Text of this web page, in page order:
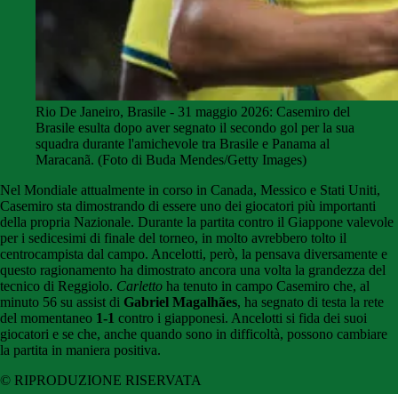
Rio De Janeiro, Brasile - 31 maggio 2026: Casemiro del
Brasile esulta dopo aver segnato il secondo gol per la sua
squadra durante l'amichevole tra Brasile e Panama al
Maracanã. (Foto di Buda Mendes/Getty Images)
Nel Mondiale attualmente in corso in Canada, Messico e Stati Uniti,
Casemiro sta dimostrando di essere uno dei giocatori più importanti
della propria Nazionale. Durante la partita contro il Giappone valevole
per i sedicesimi di finale del torneo, in molto avrebbero tolto il
centrocampista dal campo. Ancelotti, però, la pensava diversamente e
questo ragionamento ha dimostrato ancora una volta la grandezza del
tecnico di Reggiolo. Carletto ha tenuto in campo Casemiro che, al
minuto 56 su assist di Gabriel Magalhães, ha segnato di testa la rete
del momentaneo 1-1 contro i giapponesi. Ancelotti si fida dei suoi
giocatori e se che, anche quando sono in difficoltà, possono cambiare
la partita in maniera positiva.
© RIPRODUZIONE RISERVATA